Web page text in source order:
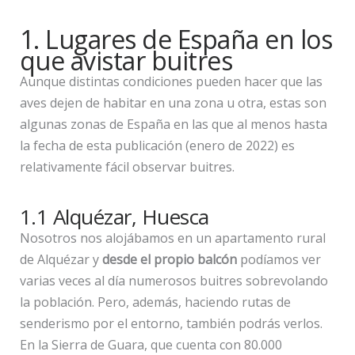
1. Lugares de España en los
que avistar buitres
Aunque distintas condiciones pueden hacer que las
aves dejen de habitar en una zona u otra, estas son
algunas zonas de España en las que al menos hasta
la fecha de esta publicación (enero de 2022) es
relativamente fácil observar buitres.
1.1 Alquézar, Huesca
Nosotros nos alojábamos en un apartamento rural
de Alquézar ydesde el propio balcónpodíamos ver
varias veces al día numerosos buitres sobrevolando
la población. Pero, además, haciendo rutas de
senderismo por el entorno, también podrás verlos.
En la Sierra de Guara, que cuenta con 80.000